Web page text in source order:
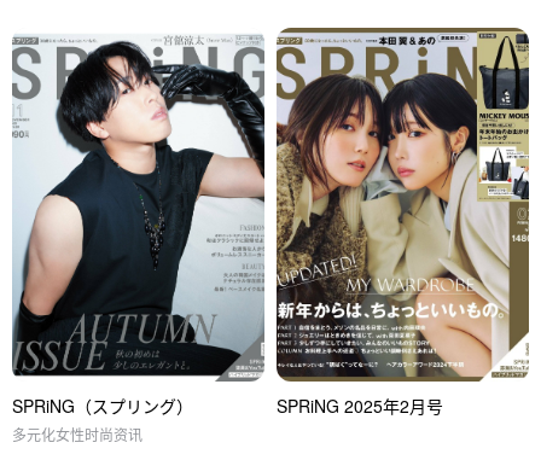
SPRiNG（スプリング）
多元化女性时尚资讯
SPRiNG 2025年2月号